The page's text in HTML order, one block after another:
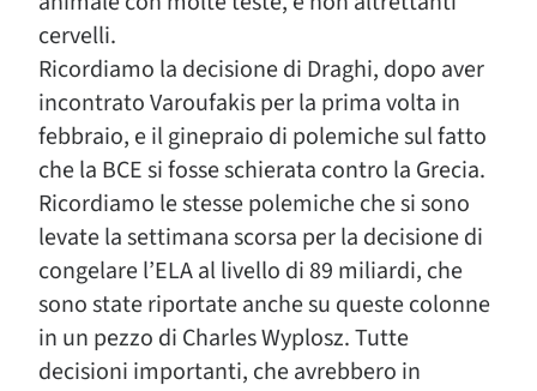
cervelli.
Ricordiamo la decisione di Draghi, dopo aver
incontrato Varoufakis per la prima volta in
febbraio, e il ginepraio di polemiche sul fatto
che la BCE si fosse schierata contro la Grecia.
Ricordiamo le stesse polemiche che si sono
levate la settimana scorsa per la decisione di
congelare l’ELA al livello di 89 miliardi, che
sono state riportate anche su queste colonne
in un pezzo di Charles Wyplosz. Tutte
decisioni importanti, che avrebbero in